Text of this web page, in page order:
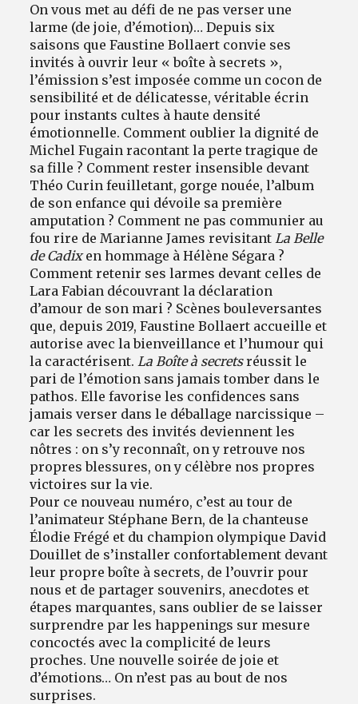
On vous met au défi de ne pas verser une
larme (de joie, d’émotion)… Depuis six
saisons que Faustine Bollaert convie ses
invités à ouvrir leur « boîte à secrets »,
l’émission s’est imposée comme un cocon de
sensibilité et de délicatesse, véritable écrin
pour instants cultes à haute densité
émotionnelle. Comment oublier la dignité de
Michel Fugain racontant la perte tragique de
sa fille ? Comment rester insensible devant
Théo Curin feuilletant, gorge nouée, l’album
de son enfance qui dévoile sa première
amputation ? Comment ne pas communier au
fou rire de Marianne James revisitant La Belle
de Cadixen hommage à Hélène Ségara ?
Comment retenir ses larmes devant celles de
Lara Fabian découvrant la déclaration
d’amour de son mari ? Scènes bouleversantes
que, depuis 2019, Faustine Bollaert accueille et
autorise avec la bienveillance et l’humour qui
la caractérisent. La Boîte à secretsréussit le
pari de l’émotion sans jamais tomber dans le
pathos. Elle favorise les confidences sans
jamais verser dans le déballage narcissique –
car les secrets des invités deviennent les
nôtres : on s’y reconnaît, on y retrouve nos
propres blessures, on y célèbre nos propres
victoires sur la vie.
Pour ce nouveau numéro, c’est au tour de
l’animateur Stéphane Bern, de la chanteuse
Élodie Frégé et du champion olympique David
Douillet de s’installer confortablement devant
leur propre boîte à secrets, de l’ouvrir pour
nous et de partager souvenirs, anecdotes et
étapes marquantes, sans oublier de se laisser
surprendre par les happenings sur mesure
concoctés avec la complicité de leurs
proches. Une nouvelle soirée de joie et
d’émotions… On n’est pas au bout de nos
surprises.